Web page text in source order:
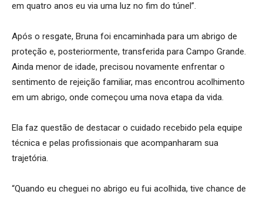
em quatro anos eu via uma luz no fim do túnel”.
Após o resgate, Bruna foi encaminhada para um abrigo de
proteção e, posteriormente, transferida para Campo Grande.
Ainda menor de idade, precisou novamente enfrentar o
sentimento de rejeição familiar, mas encontrou acolhimento
em um abrigo, onde começou uma nova etapa da vida.
Ela faz questão de destacar o cuidado recebido pela equipe
técnica e pelas profissionais que acompanharam sua
trajetória.
“Quando eu cheguei no abrigo eu fui acolhida, tive chance de